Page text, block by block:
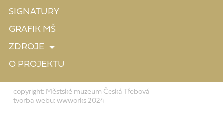
SIGNATURY
GRAFIK MŠ
ZDROJE
O PROJEKTU
copyright: Městské muzeum Česká Třebová
tvorba webu: wwworks 2024